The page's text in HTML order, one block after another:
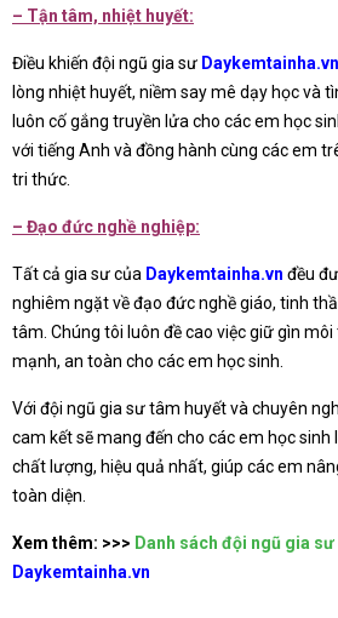
– Tận tâm, nhiệt huyết:
Điều khiến đội ngũ gia sư Daykemtainha.vn
lòng nhiệt huyết, niềm say mê dạy học và
luôn cố gắng truyền lửa cho các em học
với tiếng Anh và đồng hành cùng các em
tri thức.
– Đạo đức nghề nghiệp:
Tất cả gia sư của Daykemtainha.vn đều
nghiêm ngặt về đạo đức nghề giáo, tinh
tâm. Chúng tôi luôn đề cao việc giữ gìn
mạnh, an toàn cho các em học sinh.
Với đội ngũ gia sư tâm huyết và chuyên
cam kết sẽ mang đến cho các em học
chất lượng, hiệu quả nhất, giúp các em
toàn diện.
Xem thêm: >>> Danh sách đội ngũ gia
Daykemtainha.vn